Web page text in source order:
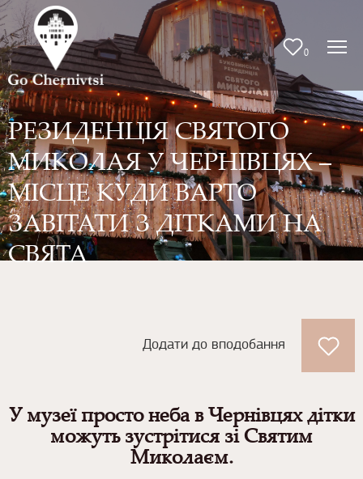
0
РЕЗИДЕНЦІЯ СВЯТОГО
МИКОЛАЯ У ЧЕРНІВЦЯХ –
МІСЦЕ КУДИ ВАРТО
ЗАВІТАТИ З ДІТКАМИ НА
СВЯТА
Додати до вподобання
У музеї просто неба в Чернівцях дітки
можуть зустрітися зі Святим
Миколаєм.